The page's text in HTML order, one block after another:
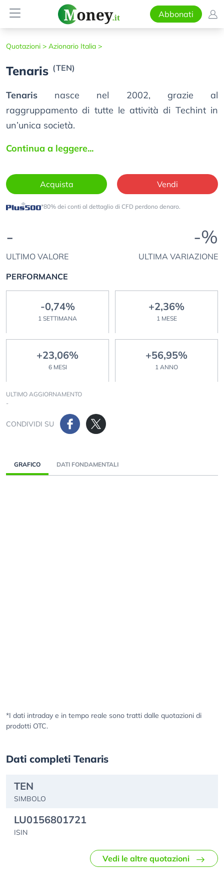
Abbonati
Quotazioni > Azionario Italia >
Tenaris (TEN)
Tenaris nasce nel 2002, grazie al
raggruppamento di tutte le attività di Techint in
un’unica società.
Continua a leggere...
Acquista Vendi
*80% dei conti al dettaglio di CFD perdono denaro.
-
ULTIMO VALORE
-%
ULTIMA VARIAZIONE
PERFORMANCE
-0,74%
1 SETTIMANA
+2,36%
1 MESE
+23,06%
6 MESI
+56,95%
1 ANNO
ULTIMO AGGIORNAMENTO
-
CONDIVIDI SU
GRAFICO DATI FONDAMENTALI
*I dati intraday e in tempo reale sono tratti dalle quotazioni di
prodotti OTC.
Dati completi Tenaris
TEN
SIMBOLO
LU0156801721
ISIN
Vedi le altre quotazioni